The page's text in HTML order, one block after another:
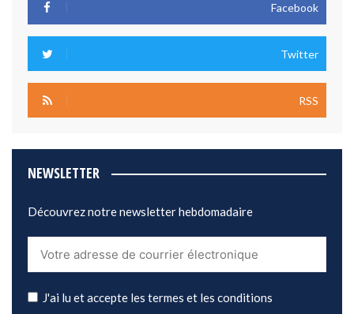
Facebook
Twitter
RSS
NEWSLETTER
Découvrez notre newsletter hebdomadaire
J'ai lu et accepte les termes et les conditions